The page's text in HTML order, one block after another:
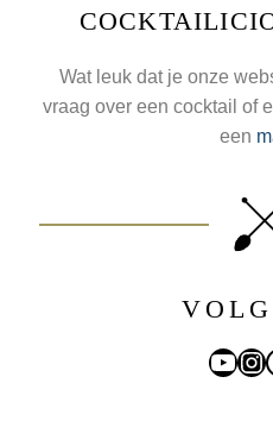
Wat leuk dat je onze
vraag over een cocktail of
een